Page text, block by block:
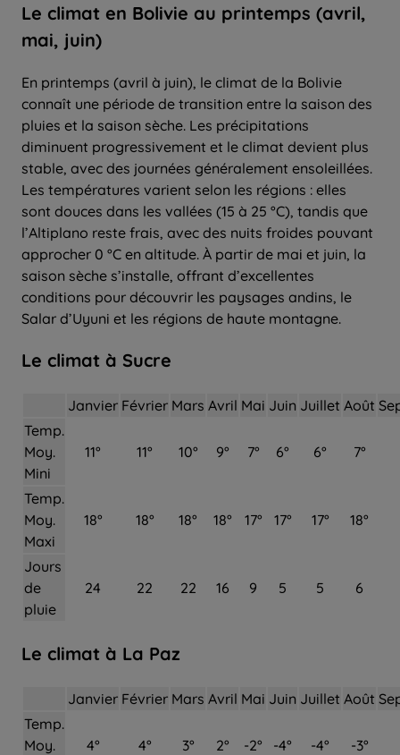
Le climat en Bolivie au printemps (avril,
mai, juin)
En printemps (avril à juin), le climat de la Bolivie
connaît une période de transition entre la saison des
pluies et la saison sèche. Les précipitations
diminuent progressivement et le climat devient plus
stable, avec des journées généralement ensoleillées.
Les températures varient selon les régions : elles
sont douces dans les vallées (15 à 25 °C), tandis que
l’Altiplano reste frais, avec des nuits froides pouvant
approcher 0 °C en altitude. À partir de mai et juin, la
saison sèche s’installe, offrant d’excellentes
conditions pour découvrir les paysages andins, le
Salar d’Uyuni et les régions de haute montagne.
Le climat à Sucre
Janvier Février Mars Avril Mai Juin Juillet Août
Temp.
Moy.
Mini
11° 11° 10° 9° 7° 6° 6° 7°
Temp.
Moy.
Maxi
18° 18° 18° 18° 17° 17° 17° 18°
Jours
de
pluie
24 22 22 16 9 5 5 6
Le climat à La Paz
Janvier Février Mars Avril Mai Juin Juillet Août
Temp.
Moy.
4° 4° 3° 2° -2° -4° -4° -3°